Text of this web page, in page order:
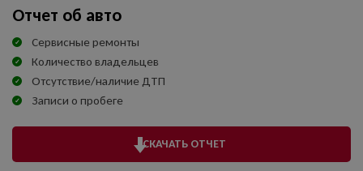
Отчет об авто
Сервисные ремонты
Количество владельцев
Отсутствие/наличие ДТП
Записи о пробеге
СКАЧАТЬ ОТЧЕТ